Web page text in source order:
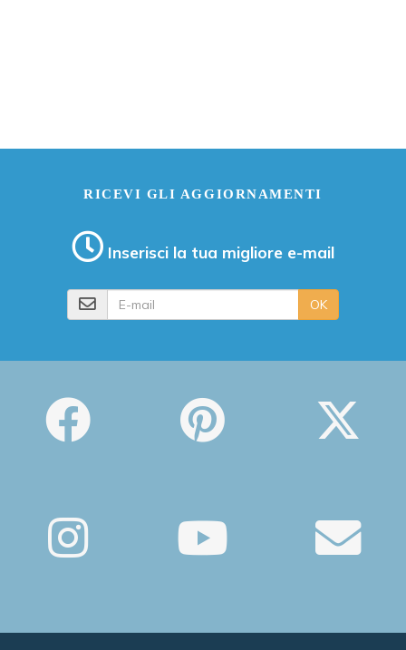
RICEVI GLI AGGIORNAMENTI
Inserisci la tua migliore e-mail
OK